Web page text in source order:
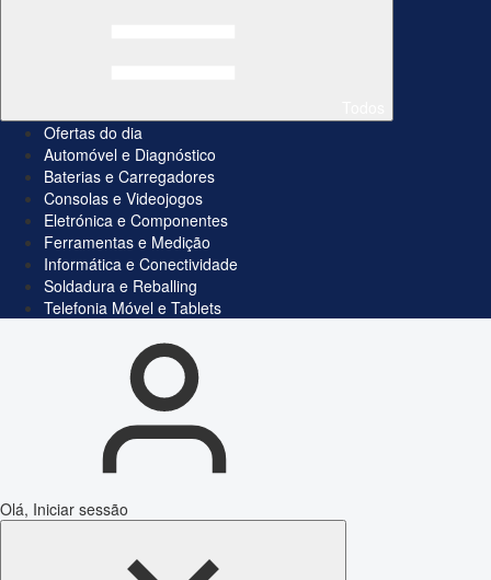
Ofertas do dia
Automóvel e Diagnóstico
Baterias e Carregadores
Consolas e Videojogos
Eletrónica e Componentes
Ferramentas e Medição
Informática e Conectividade
Soldadura e Reballing
Telefonia Móvel e Tablets
Olá, Iniciar sessão